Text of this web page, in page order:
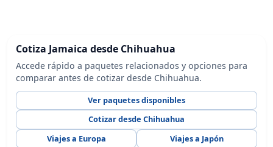
Cotiza Jamaica desde Chihuahua
Accede rápido a paquetes relacionados y opciones para
comparar antes de cotizar desde Chihuahua.
Ver paquetes disponibles
Cotizar desde Chihuahua
Viajes a Europa
Viajes a Japón